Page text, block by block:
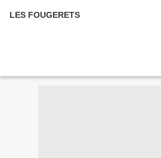
LES FOUGERETS